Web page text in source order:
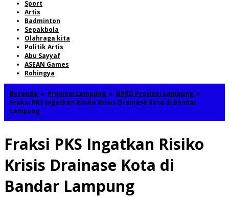
Sport
Artis
Badminton
Sepakbola
Olahraga kita
Politik Artis
Abu Sayyaf
ASEAN Games
Rohingya
Beranda » Provinsi Lampung » DPRD Provinsi Lampung »
Fraksi PKS Ingatkan Risiko Krisis Drainase Kota di Bandar
Lampung
Fraksi PKS Ingatkan Risiko
Krisis Drainase Kota di
Bandar Lampung